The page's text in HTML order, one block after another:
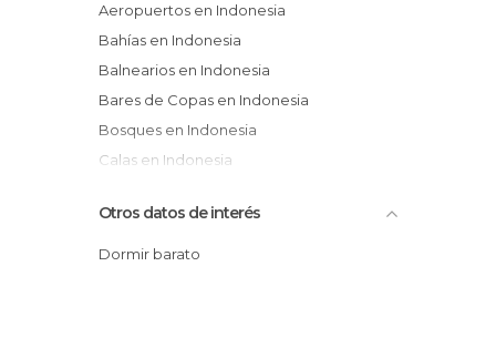
Aeropuertos en Indonesia
Bahías en Indonesia
Balnearios en Indonesia
Bares de Copas en Indonesia
Bosques en Indonesia
Calas en Indonesia
Carreteras en Indonesia
Cataratas en Indonesia
Otros datos de interés
Dormir barato